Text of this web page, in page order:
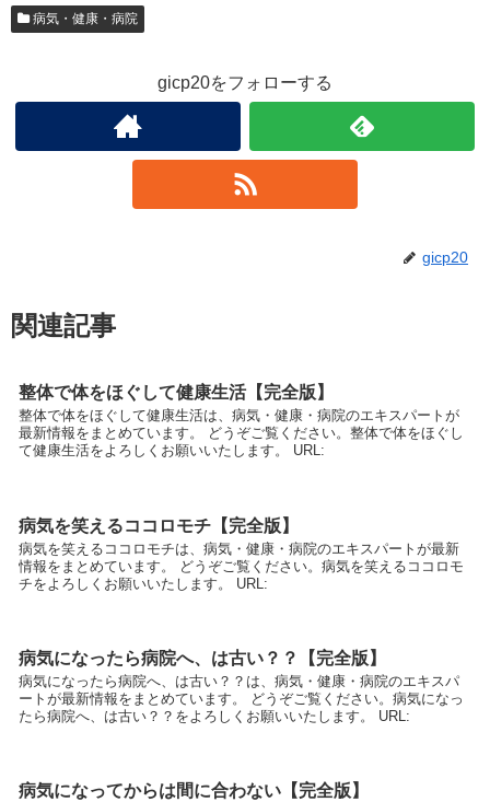
病気・健康・病院
gicp20をフォローする
gicp20
関連記事
整体で体をほぐして健康生活【完全版】
整体で体をほぐして健康生活は、病気・健康・病院のエキスパートが
最新情報をまとめています。 どうぞご覧ください。整体で体をほぐし
て健康生活をよろしくお願いいたします。 URL:
病気を笑えるココロモチ【完全版】
病気を笑えるココロモチは、病気・健康・病院のエキスパートが最新
情報をまとめています。 どうぞご覧ください。病気を笑えるココロモ
チをよろしくお願いいたします。 URL:
病気になったら病院へ、は古い？？【完全版】
病気になったら病院へ、は古い？？は、病気・健康・病院のエキスパ
ートが最新情報をまとめています。 どうぞご覧ください。病気になっ
たら病院へ、は古い？？をよろしくお願いいたします。 URL:
病気になってからは間に合わない【完全版】